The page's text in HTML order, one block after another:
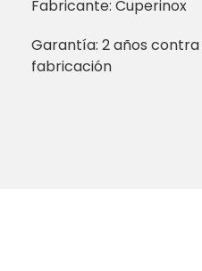
Fabricante: Cuperinox
Garantía: 2 años
fabricación